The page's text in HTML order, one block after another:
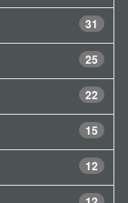
31
25
22
15
12